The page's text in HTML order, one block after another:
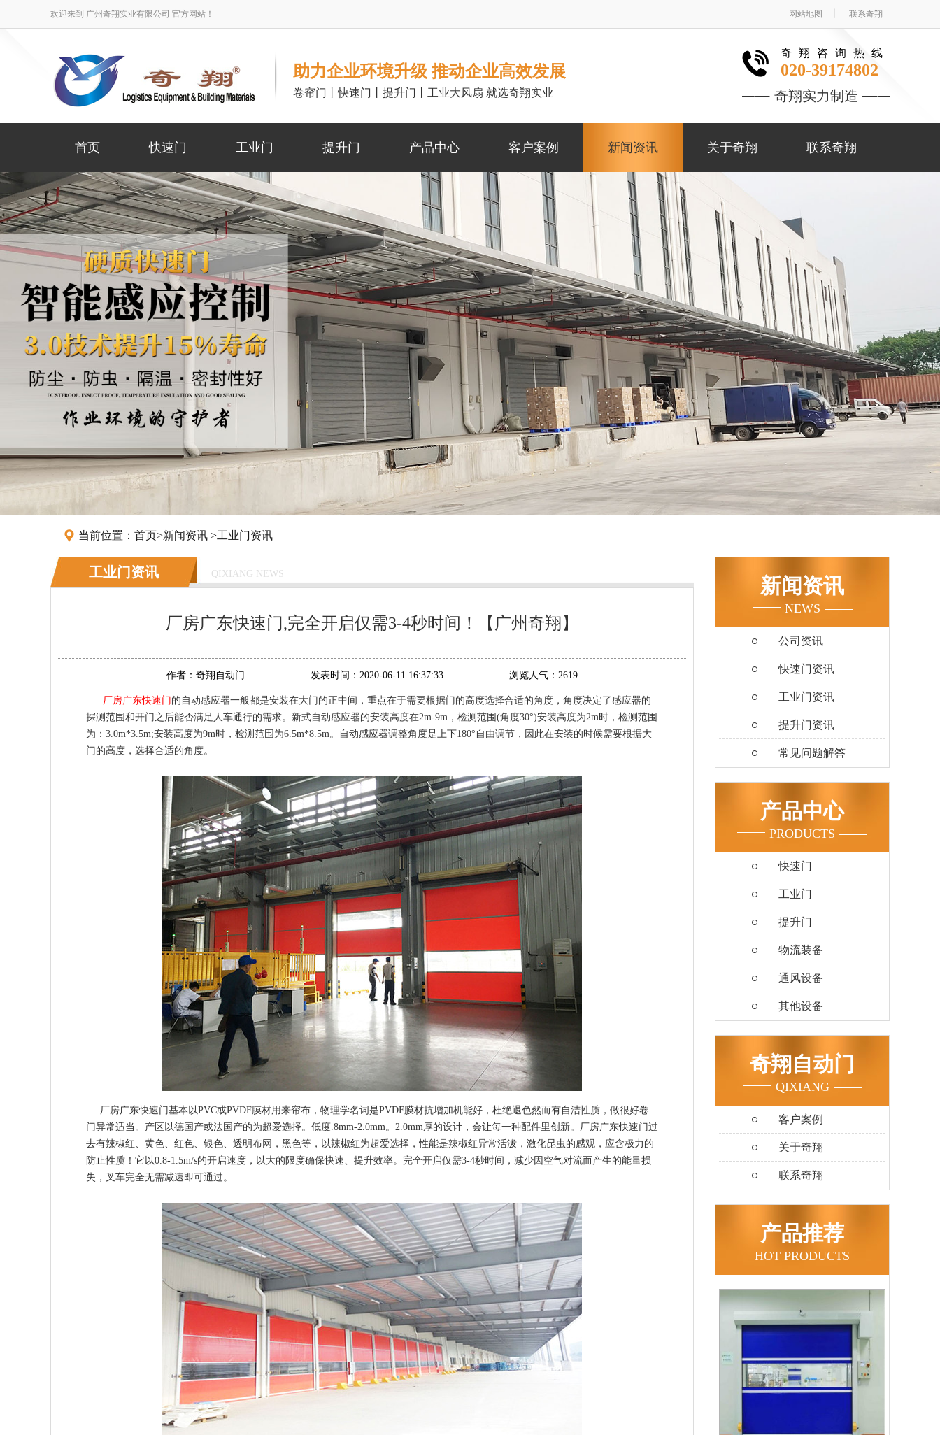
欢迎来到 广州奇翔实业有限公司 官方网站！ 网站地图 联系奇翔
助力企业环境升级 推动企业高效发展
卷帘门丨快速门丨提升门丨工业大风扇 就选奇翔实业
奇翔咨询热线
020-39174802
奇翔实力制造
首页 快速门 工业门 提升门 产品中心 客户案例 新闻资讯 关于奇翔 联系奇翔
当前位置： 首页>新闻资讯 >工业门资讯
工业门资讯 QIXIANG NEWS
厂房广东快速门,完全开启仅需3-4秒时间！【广州奇翔】
作者： 奇翔自动门 发表时间： 2020-06-11 16:37:33 浏览人气： 2619
厂房广东快速门 的自动感应器一般都是安装在大门的正中间，重点在于需要根据门的高度选择合适的角度，角度决定了感应器的
探测范围和开门之后能否满足人车通行的需求。新式自动感应器的安装高度在2m-9m，检测范围(角度30°)安装高度为2m时，检测范围
为：3.0m*3.5m;安装高度为9m时，检测范围为6.5m*8.5m。自动感应器调整角度是上下180°自由调节，因此在安装的时候需要根据大
门的高度，选择合适的角度。
厂房广东快速门基本以PVC或PVDF膜材用来帘布，物理学名词是PVDF膜材抗增加机能好，杜绝退色然而有自洁性质，做很好卷
门异常适当。产区以德国产或法国产的为超爱选择。低度.8mm-2.0mm。2.0mm厚的设计，会让每一种配件里创新。厂房广东快速门过
去有辣椒红、黄色、红色、银色、透明布网，黑色等，以辣椒红为超爱选择，性能是辣椒红异常活泼，激化昆虫的感观，应含极力的
防止性质！它以0.8-1.5m/s的开启速度，以大的限度确保快速、提升效率。完全开启仅需3-4秒时间，减少因空气对流而产生的能量损
失，叉车完全无需减速即可通过。
新闻资讯
NEWS
公司资讯
快速门资讯
工业门资讯
提升门资讯
常见问题解答
产品中心
PRODUCTS
快速门
工业门
提升门
物流装备
通风设备
其他设备
奇翔自动门
QIXIANG
客户案例
关于奇翔
联系奇翔
产品推荐
HOT PRODUCTS